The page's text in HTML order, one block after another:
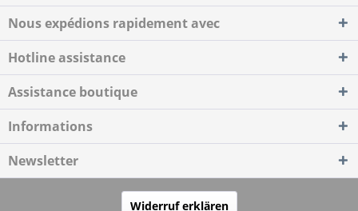
Nous expédions rapidement avec
Hotline assistance
Assistance boutique
Informations
Newsletter
Widerruf erklären